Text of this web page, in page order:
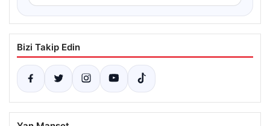
Bizi Takip Edin